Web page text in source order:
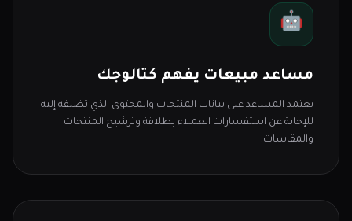
🤖
مساعد مبيعات يفهم كتالوجك
يعتمد المساعد على بيانات المنتجات والمحتوى الذي تضيفه إليه
للإجابة عن استفسارات العملاء بطلاقة وترشيح المنتجات
والمقاسات.